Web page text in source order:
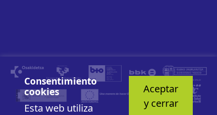
Consentimiento
cookies
Esta web utiliza
Aceptar
y cerrar